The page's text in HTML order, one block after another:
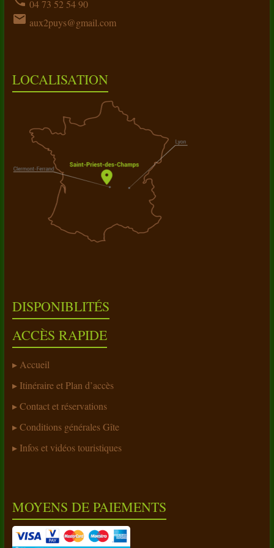
04 73 52 54 90
email aux2puys@gmail.com
LOCALISATION
DISPONIBLITÉS
ACCÈS RAPIDE
Accueil
Itinéraire et Plan d’accès
Contact et réservations
Conditions générales Gîte
Infos et vidéos touristiques
MOYENS DE PAIEMENTS